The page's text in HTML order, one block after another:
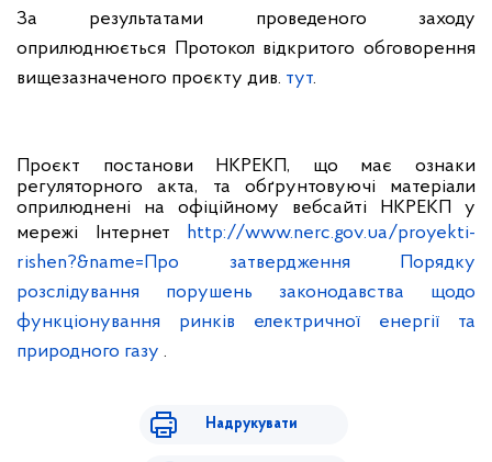
За результатами проведеного заходу
оприлюднюється Протокол відкритого обговорення
вищезазначеного проєкту див. тут.
Проєкт постанови НКРЕКП, що має ознаки
регуляторного акта, та обґрунтовуючі матеріали
оприлюднені на офіційному вебсайті НКРЕКП у
мережі Інтернет http://www.nerc.gov.ua/proyekti-
rishen?&name=Про затвердження Порядку
розслідування порушень законодавства щодо
функціонування ринків електричної енергії та
природного газу .
Надрукувати